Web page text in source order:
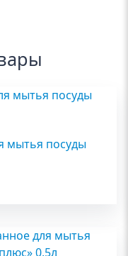
мытья посуды